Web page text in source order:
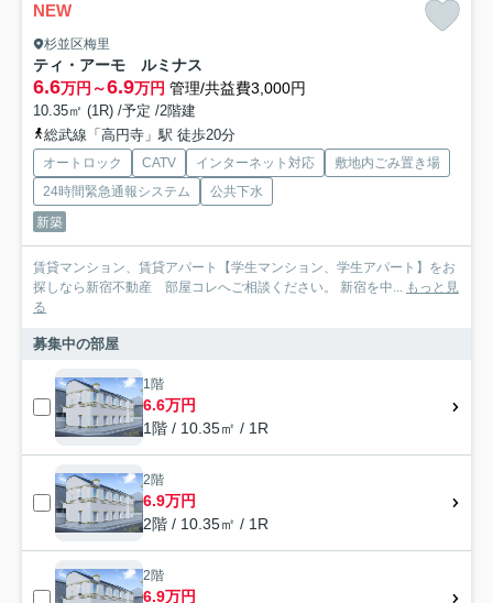
NEW
杉並区梅里
ティ・アーモ ルミナス
6.6万円～6.9万円 管理/共益費3,000円
10.35㎡ (1R) /予定 /2階建
総武線「高円寺」駅 徒歩20分
オートロック CATV インターネット対応
敷地内ごみ置き場
24時間緊急通報システム
公共下水
新築
賃貸マンション、賃貸アパート【学生マンション、学生アパート】をお
探しなら新宿不動産 部屋コレへご相談ください。 新宿を中... もっと見
る
募集中の部屋
1階
6.6万円
1階 / 10.35㎡ / 1R
2階
6.9万円
2階 / 10.35㎡ / 1R
2階
6.9万円